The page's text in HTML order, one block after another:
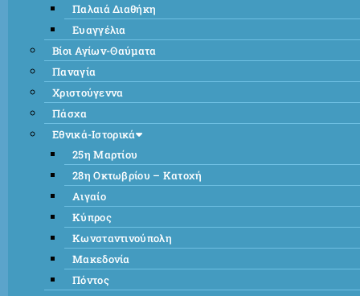
Παλαιά Διαθήκη
Ευαγγέλια
Βίοι Αγίων-Θαύματα
Παναγία
Χριστούγεννα
Πάσχα
Εθνικά-Ιστορικά
25η Μαρτίου
28η Οκτωβρίου – Κατοχή
Αιγαίο
Κύπρος
Κωνσταντινούπολη
Μακεδονία
Πόντος